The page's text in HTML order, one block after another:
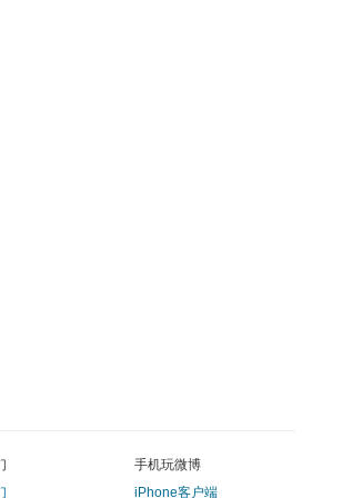
手机玩微博
iPhone客户端